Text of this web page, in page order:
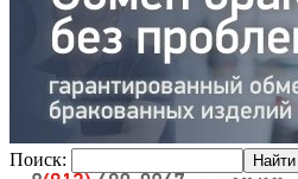
Поиск: